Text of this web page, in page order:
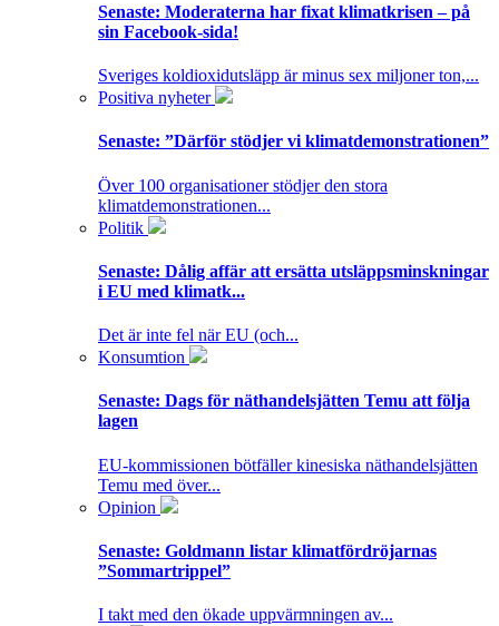
Senaste: Moderaterna har fixat klimatkrisen – på
sin Facebook-sida!
Sveriges koldioxidutsläpp är minus sex miljoner ton,...
Positiva nyheter
Senaste: ”Därför stödjer vi klimatdemonstrationen”
Över 100 organisationer stödjer den stora
klimatdemonstrationen...
Politik
Senaste: Dålig affär att ersätta utsläppsminskningar
i EU med klimatk...
Det är inte fel när EU (och...
Konsumtion
Senaste: Dags för näthandelsjätten Temu att följa
lagen
EU-kommissionen bötfäller kinesiska näthandelsjätten
Temu med över...
Opinion
Senaste: Goldmann listar klimatfördröjarnas
”Sommartrippel”
I takt med den ökade uppvärmningen av...